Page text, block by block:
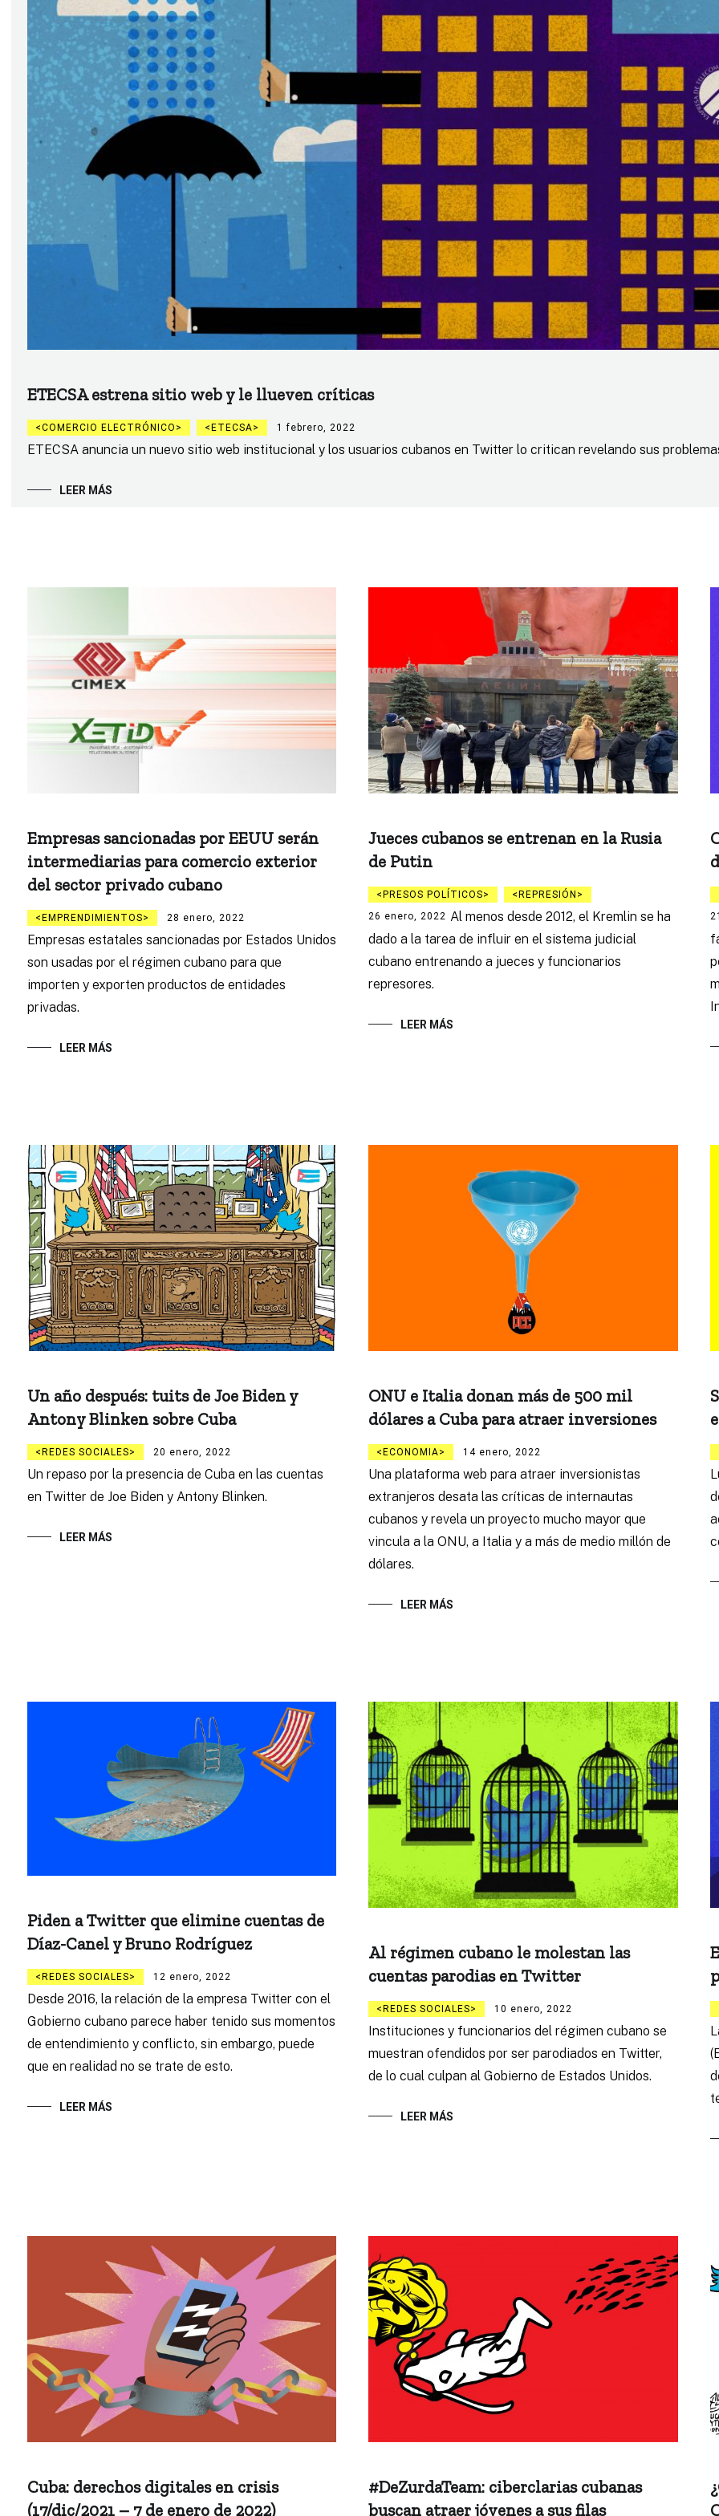
ETECSA estrena sitio web y le llueven críticas
COMERCIO ELECTRÓNICO ETECSA 1 febrero, 2022
ETECSA anuncia un nuevo sitio web institucional y los usuarios cubanos en Twitter lo critican revelando sus
LEER MÁS
Empresas sancionadas por EEUU serán
intermediarias para comercio exterior
del sector privado cubano
EMPRENDIMIENTOS 28 enero, 2022
Empresas estatales sancionadas por Estados Unidos
son usadas por el régimen cubano para que
importen y exporten productos de entidades
privadas.
LEER MÁS
Jueces cubanos se entrenan en la Rusia
de Putin
PRESOS POLÍTICOS
REPRESIÓN
26 enero, 2022 Al menos desde 2012, el Kremlin se ha
dado a la tarea de influir en el sistema judicial
cubano entrenando a jueces y funcionarios
represores.
LEER MÁS
Un año después: tuits de Joe Biden y
Antony Blinken sobre Cuba
REDES SOCIALES 20 enero, 2022
Un repaso por la presencia de Cuba en las cuentas
en Twitter de Joe Biden y Antony Blinken.
LEER MÁS
ONU e Italia donan más de 500 mil
dólares a Cuba para atraer inversiones
ECONOMIA 14 enero, 2022
Una plataforma web para atraer inversionistas
extranjeros desata las críticas de internautas
cubanos y revela un proyecto mucho mayor que
vincula a la ONU, a Italia y a más de medio millón de
dólares.
LEER MÁS
Piden a Twitter que elimine cuentas de
Díaz-Canel y Bruno Rodríguez
REDES SOCIALES 12 enero, 2022
Desde 2016, la relación de la empresa Twitter con el
Gobierno cubano parece haber tenido sus momentos
de entendimiento y conflicto, sin embargo, puede
que en realidad no se trate de esto.
LEER MÁS
Al régimen cubano le molestan las
cuentas parodias en Twitter
REDES SOCIALES 10 enero, 2022
Instituciones y funcionarios del régimen cubano se
muestran ofendidos por ser parodiados en Twitter,
de lo cual culpan al Gobierno de Estados Unidos.
LEER MÁS
Cuba: derechos digitales en crisis
(17/dic/2021 – 7 de enero de 2022)
#DeZurdaTeam: ciberclarias cubanas
buscan atraer jóvenes a sus filas